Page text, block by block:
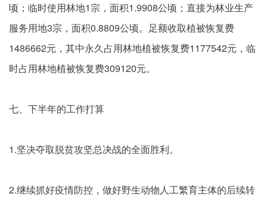
顷；临时使用林地1宗，面积1.9908公顷；直接为林业生产
服务用地3宗，面积0.8809公顷。足额收取植被恢复费
1486662元，其中永久占用林地植被恢复费1177542元，临
时占用林地植被恢复费309120元。
七、下半年的工作打算
1.坚决夺取脱贫攻坚总决战的全面胜利。
2.继续抓好疫情防控，做好野生动物人工繁育主体的后续转